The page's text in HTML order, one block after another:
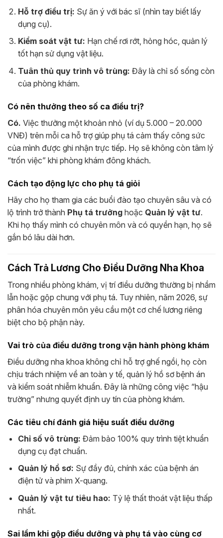
Hỗ trợ điều trị: Sự ăn ý với bác sĩ (nhìn tay biết lấy
dụng cụ).
Kiểm soát vật tư: Hạn chế rơi rớt, hỏng hóc, quản lý
tốt hạn sử dụng vật liệu.
Tuân thủ quy trình vô trùng: Đây là chỉ số sống còn
của phòng khám.
Có nên thưởng theo số ca điều trị?
Có. Việc thưởng một khoản nhỏ (ví dụ 5.000 – 20.000
VNĐ) trên mỗi ca hỗ trợ giúp phụ tá cảm thấy công sức
của mình được ghi nhận trực tiếp. Họ sẽ không còn tâm lý
“trốn việc” khi phòng khám đông khách.
Cách tạo động lực cho phụ tá giỏi
Hãy cho họ tham gia các buổi đào tạo chuyên sâu và có
lộ trình trở thành Phụ tá trưởng hoặc Quản lý vật tư.
Khi họ thấy mình có chuyên môn và có quyền hạn, họ sẽ
gắn bó lâu dài hơn.
Cách Trả Lương Cho Điều Dưỡng Nha Khoa
Trong nhiều phòng khám, vị trí điều dưỡng thường bị nhầm
lẫn hoặc gộp chung với phụ tá. Tuy nhiên, năm 2026, sự
phân hóa chuyên môn yêu cầu một cơ chế lương riêng
biệt cho bộ phận này.
Vai trò của điều dưỡng trong vận hành phòng khám
Điều dưỡng nha khoa không chỉ hỗ trợ ghế ngồi, họ còn
chịu trách nhiệm về an toàn y tế, quản lý hồ sơ bệnh án
và kiểm soát nhiễm khuẩn. Đây là những công việc “hậu
trường” nhưng quyết định uy tín của phòng khám.
Các tiêu chí đánh giá hiệu suất điều dưỡng
Chỉ số vô trùng: Đảm bảo 100% quy trình tiệt khuẩn
dụng cụ đạt chuẩn.
Quản lý hồ sơ: Sự đầy đủ, chính xác của bệnh án
điện tử và phim X-quang.
Quản lý vật tư tiêu hao: Tỷ lệ thất thoát vật liệu thấp
nhất.
Sai lầm khi gộp điều dưỡng và phụ tá vào cùng cơ